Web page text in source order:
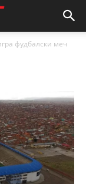
фудбалски меч